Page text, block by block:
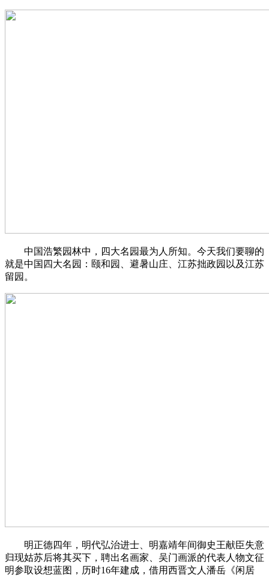
中国浩繁园林中，四大名园最为人所知。今天我们要聊的
就是中国四大名园：颐和园、避暑山庄、江苏拙政园以及江苏
留园。
明正德四年，明代弘治进士、明嘉靖年间御史王献臣失意
归现姑苏后将其买下，聘出名画家、吴门画派的代表人物文征
明参取设想蓝图，历时16年建成，借用西晋文人潘岳《闲居